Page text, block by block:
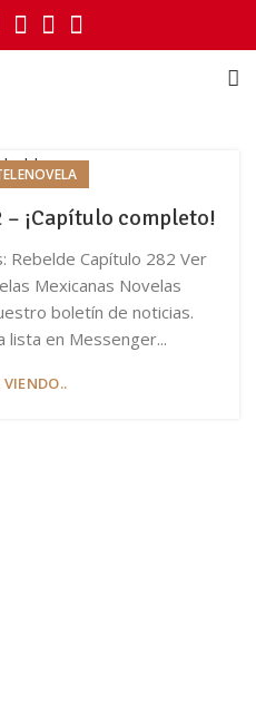
– ¡Capítulo completo!
Rebelde Capítulo 282 Ver
Mexicanas Novelas
boletín de noticias.
lista en Messenger...
VIENDO..